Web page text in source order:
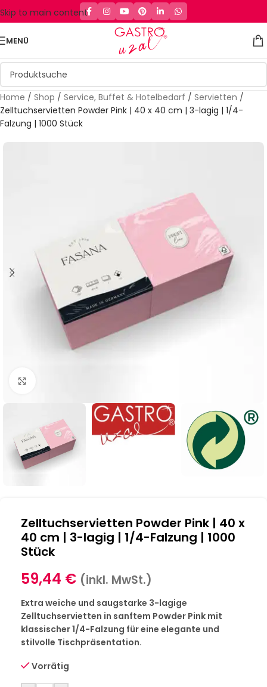
Skip to main content
MENÜ
Home / Shop / Service, Buffet & Hotelbedarf / Servietten /
Zelltuchservietten Powder Pink | 40 x 40 cm | 3-lagig | 1/4-
Falzung | 1000 Stück
Zelltuchservietten Powder Pink | 40 x
40 cm | 3-lagig | 1/4-Falzung | 1000
Stück
59,44 € (inkl. MwSt.)
Extra weiche und saugstarke 3-lagige
Zelltuchservietten in sanftem Powder Pink mit
klassischer 1/4-Falzung für eine elegante und
stilvolle Tischpräsentation.
Vorrätig